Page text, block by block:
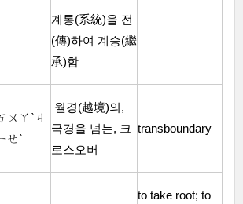
계통(系統)을 전
(傳)하여 계승(繼
承)함
ㄨㄚˋㄐ
ㄝˋ
월경(越境)의,
국경을 넘는, 크
로스오버
transboundary
to take root; to